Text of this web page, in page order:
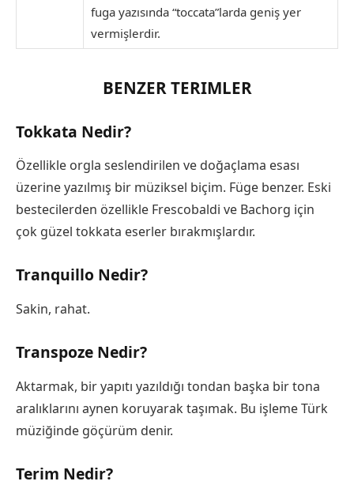
fuga yazısında “toccata”larda geniş yer
vermişlerdir.
BENZER TERIMLER
Tokkata Nedir?
Özellikle orgla seslendirilen ve doğaçlama esası
üzerine yazılmış bir müziksel biçim. Füge benzer. Eski
bestecilerden özellikle Frescobaldi ve Bachorg için
çok güzel tokkata eserler bırakmışlardır.
Tranquillo Nedir?
Sakin, rahat.
Transpoze Nedir?
Aktarmak, bir yapıtı yazıldığı tondan başka bir tona
aralıklarını aynen koruyarak taşımak. Bu işleme Türk
müziğinde göçürüm denir.
Terim Nedir?